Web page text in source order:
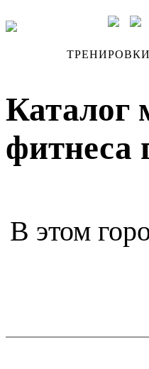
ТРЕНИРОВКИ
Каталог
фитнеса
В этом